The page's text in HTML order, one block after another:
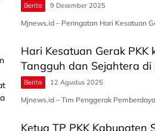
Berita 9 Desember 2025
Mjnews.id – Peringatan Hari Kesatuan
Hari Kesatuan Gerak PKK
Tangguh dan Sejahtera di
Berita 12 Agustus 2025
Mjnews.id – Tim Penggerak
Ketua TP PKK Kabupaten